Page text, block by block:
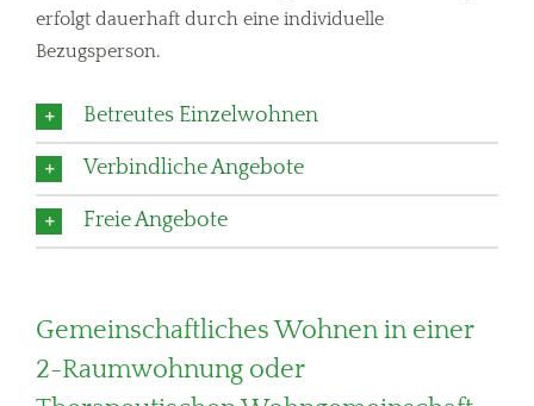
erfolgt dauerhaft durch eine individuelle
Bezugsperson.
Betreutes Einzelwohnen
Verbindliche Angebote
Freie Angebote
Gemeinschaftliches Wohnen in einer
2-Raumwohnung oder